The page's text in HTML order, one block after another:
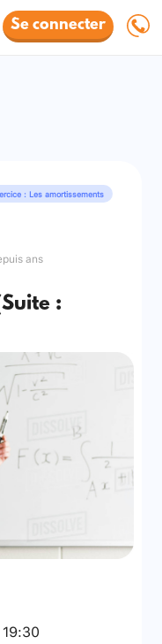
Se connecter
: Les amortissements
ans
: